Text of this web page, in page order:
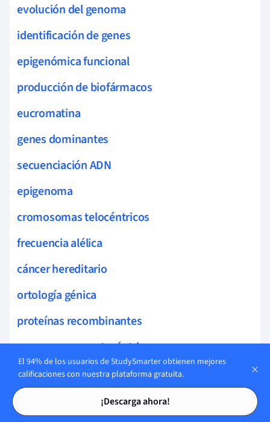
Tarjetas de estudio
Tarjetas de estudio
evolución del genoma
identificación de genes
epigenómica funcional
producción de biofármacos
eucromatina
genes dominantes
secuenciación ADN
epigenoma
cromosomas telocéntricos
frecuencia alélica
cáncer hereditario
ortología génica
proteínas recombinantes
cromosomas metacéntricos
mendelismo
homología genética
El 94% de los usuarios de StudySmarter obtienen mejores
calificaciones con nuestra plataforma gratuita.
¡Descarga ahora!